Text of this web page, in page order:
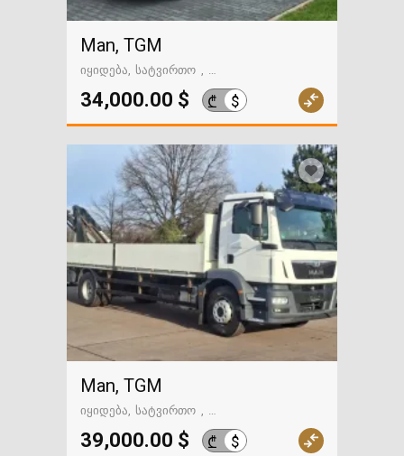
Man, TGM
იყიდება
სატვირთო
გზაში. საქართველოსკენ
34,000.00 $ ₾ $
Man, TGM
იყიდება
სატვირთო
გზაში. საქართველოსკენ
39,000.00 $ ₾ $